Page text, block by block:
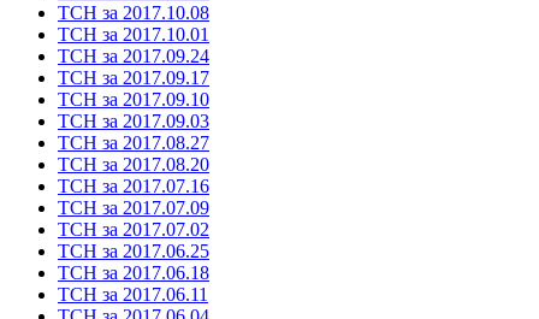
ТСН за 2017.10.08
ТСН за 2017.10.01
ТСН за 2017.09.24
ТСН за 2017.09.17
ТСН за 2017.09.10
ТСН за 2017.09.03
ТСН за 2017.08.27
ТСН за 2017.08.20
ТСН за 2017.07.16
ТСН за 2017.07.09
ТСН за 2017.07.02
ТСН за 2017.06.25
ТСН за 2017.06.18
ТСН за 2017.06.11